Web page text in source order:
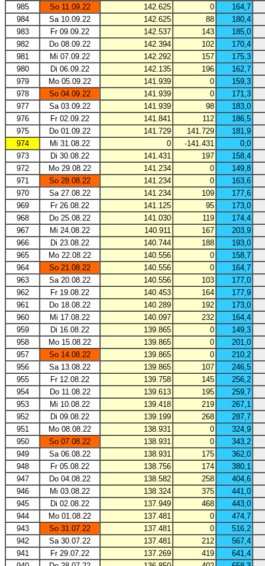
985 So 11.09.22 142.625 0
164,7
984
Sa 10.09.22 142.625 88
180,4
983
Fr 09.09.22 142.537 143
185,0
982
Do 08.09.22 142.394 102
170,4
981
Mi 07.09.22 142.292 157
175,3
980
Di 06.09.22 142.135 196
162,7
979
Mo 05.09.22 141.939 0
159,3
978
So 04.09.22 141.939 0
171,3
977
Sa 03.09.22 141.939 98
183,0
976
Fr 02.09.22 141.841 112
186,5
975
Do 01.09.22 141.729 141.729
181,9
974
Mi 31.08.22 0 -141.431
0,0
973
Di 30.08.22 141.431 197
158,4
972
Mo 29.08.22 141.234 0
149,8
971
So 28.08.22 141.234 0
163,6
970
Sa 27.08.22 141.234 109
177,6
969
Fr 26.08.22 141.125 95
173,0
968
Do 25.08.22 141.030 119
174,4
967
Mi 24.08.22 140.911 167
203,9
966
Di 23.08.22 140.744 188
193,0
965
Mo 22.08.22 140.556 0
158,7
964
So 21.08.22 140.556 0
164,7
963
Sa 20.08.22 140.556 103
177,0
962
Fr 19.08.22 140.453 164
177,9
961
Do 18.08.22 140.289 192
173,0
960
Mi 17.08.22 140.097 232
164,4
959
Di 16.08.22 139.865 0
149,3
958
Mo 15.08.22 139.865 0
201,0
957
So 14.08.22 139.865 0
210,2
956
Sa 13.08.22 139.865 107
246,5
955
Fr 12.08.22 139.758 145
256,2
954
Do 11.08.22 139.613 195
259,7
953
Mi 10.08.22 139.418 219
267,1
952
Di 09.08.22 139.199 268
287,7
951
Mo 08.08.22 138.931 0
324,9
950
So 07.08.22 138.931 0
343,2
949
Sa 06.08.22 138.931 175
362,0
948
Fr 05.08.22 138.756 174
380,1
947
Do 04.08.22 138.582 258
404,6
946
Mi 03.08.22 138.324 375
441,0
945
Di 02.08.22 137.949 468
443,0
944
Mo 01.08.22 137.481 0
474,7
943
So 31.07.22 137.481 0
516,2
942
Sa 30.07.22 137.481 212
567,4
941
Fr 29.07.22 137.269 419
641,4